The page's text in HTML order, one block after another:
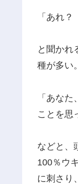
「あれ
と聞かれ
種が多い
「あな
ことを思
などと、
100％ウ
に刺さり